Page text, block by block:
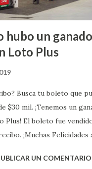
hubo un
Loto Plus
Busca tu boleto que
$30 mil. ¡Tenemos un
Plus! El boleto fue
¡Muchas Felicidades
UN COMENTARIO